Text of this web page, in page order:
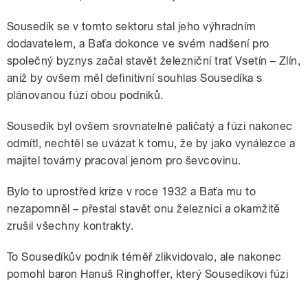
Sousedík se v tomto sektoru stal jeho výhradním
dodavatelem, a Baťa dokonce ve svém nadšení pro
společný byznys začal stavět železniční trať Vsetín – Zlín,
aniž by ovšem měl definitivní souhlas Sousedíka s
plánovanou fúzí obou podniků.
Sousedík byl ovšem srovnatelně paličatý a fúzi nakonec
odmítl, nechtěl se uvázat k tomu, že by jako vynálezce a
majitel továrny pracoval jenom pro ševcovinu.
Bylo to uprostřed krize v roce 1932 a Baťa mu to
nezapomněl – přestal stavět onu železnici a okamžitě
zrušil všechny kontrakty.
To Sousedíkův podnik téměř zlikvidovalo, ale nakonec
pomohl baron Hanuš Ringhoffer, který Sousedíkovi fúzi